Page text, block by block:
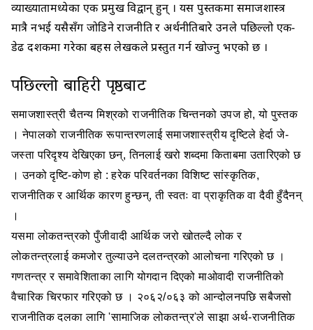
व्याख्यातामध्येका एक प्रमुख विद्वान् हुन् । यस पुस्तकमा समाजशास्त्र
मात्रै नभई यसैसँग जोडिने राजनीति र अर्थनीतिबारे उनले पछिल्लो एक-
डेढ दशकमा गरेका बहस लेखकले प्रस्तुत गर्न खोज्नु भएको छ ।
पछिल्लो बाहिरी पृष्ठबाट
समाजशास्त्री चैतन्य मिश्रको राजनीतिक चिन्तनको उपज हो, यो पुस्तक
। नेपालको राजनीतिक रूपान्तरणलाई समाजशास्त्रीय दृष्टिले हेर्दा जे-
जस्ता परिदृश्य देखिएका छन्, तिनलाई खरो शब्दमा किताबमा उतारिएको छ
। उनको दृष्टि-कोण हो : हरेक परिवर्तनका विशिष्ट सांस्कृतिक,
राजनीतिक र आर्थिक कारण हुन्छन्, ती स्वतः वा प्राकृतिक वा दैवी हुँदैनन्
।
यसमा लोकतन्त्रको पुँजीवादी आर्थिक जरो खोतल्दै लोक र
लोकतन्त्रलाई कमजोर तुल्याउने दलतन्त्रको आलोचना गरिएको छ ।
गणतन्त्र र समावेशिताका लागि योगदान दिएको माओवादी राजनीतिको
वैचारिक चिरफार गरिएको छ । २०६२/०६३ को आन्दोलनपछि सबैजसो
राजनीतिक दलका लागि 'सामाजिक लोकतन्त्र'ले साझा अर्थ-राजनीतिक